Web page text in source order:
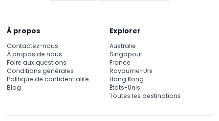
À propos
Contactez-nous
À propos de nous
Foire aux questions
Conditions générales
Politique de confidentialité
Blog
Explorer
Australie
Singapour
France
Royaume-Uni
Hong Kong
États-Unis
Toutes les destinations